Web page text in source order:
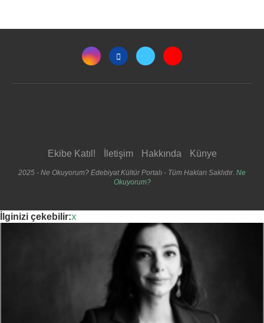
Ekibe Katıl! İletişim Hakkında Künye
2025 - Ne Okuyorum? Edebiyat Kültür Portalı - Tüm Hakları Saklıdır. Ne
Okuyorum?
İlginizi çekebilir:x